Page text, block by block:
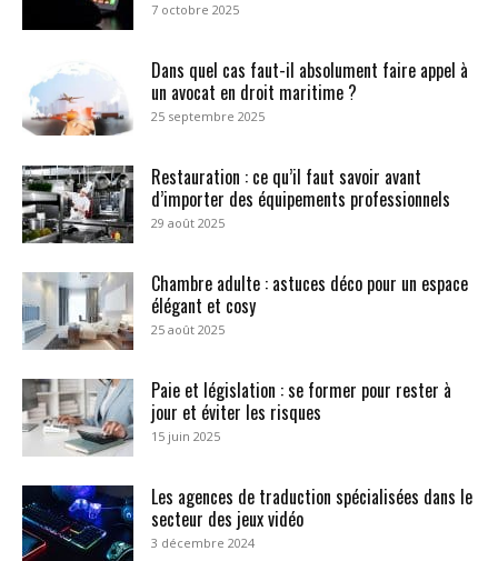
7 octobre 2025
Dans quel cas faut-il absolument faire appel à
un avocat en droit maritime ?
25 septembre 2025
Restauration : ce qu’il faut savoir avant
d’importer des équipements professionnels
29 août 2025
Chambre adulte : astuces déco pour un espace
élégant et cosy
25 août 2025
Paie et législation : se former pour rester à
jour et éviter les risques
15 juin 2025
Les agences de traduction spécialisées dans le
secteur des jeux vidéo
3 décembre 2024